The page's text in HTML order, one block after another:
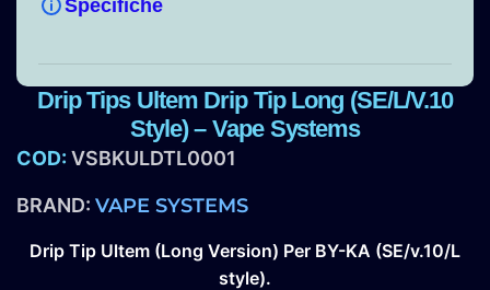
Specifiche
Drip Tips Ultem Drip Tip Long (SE/L/V.10
Style) – Vape Systems
COD: VSBKULDTL0001
BRAND: VAPE SYSTEMS
Drip Tip Ultem (Long Version) Per BY-KA (SE/v.10/L
style).